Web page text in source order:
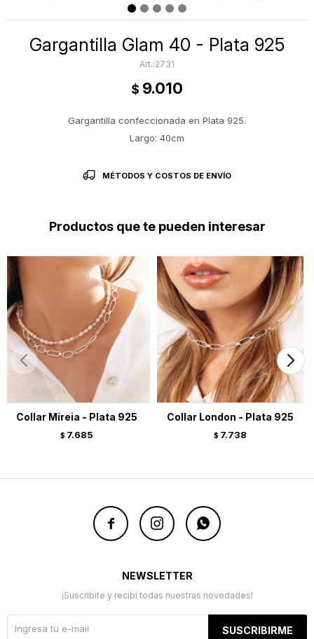
Gargantilla Glam 40 - Plata 925
2731
$ 9.010
Gargantilla confeccionada en Plata 925.
Largo: 40cm
MÉTODOS Y COSTOS DE ENVÍO
Productos que te pueden interesar
Collar Mireia - Plata 925
$ 7.685
Collar London - Plata 925
$ 7.738
  
NEWSLETTER
¡Suscribite y recibí todas nuestras novedades!
SUSCRIBIRME